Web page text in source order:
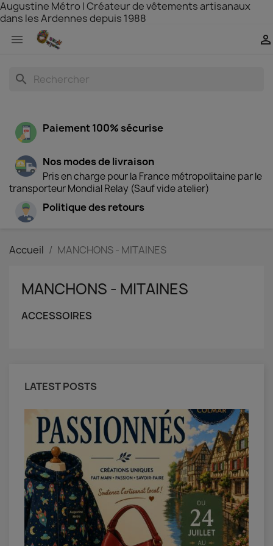
Augustine Métro | Créateur de vêtements artisanaux
dans les Ardennes depuis 1988
 
search
Paiement 100% sécurise
Nos modes de livraison
Pris en charge pour la France métropolitaine par le
transporteur Mondial Relay (Sauf vide atelier)
Politique des retours
Accueil MANCHONS - MITAINES
MANCHONS - MITAINES
ACCESSOIRES
LATEST POSTS